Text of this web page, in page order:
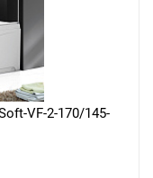
VF-2-170/145-